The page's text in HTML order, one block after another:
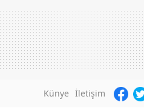
Künye İletişim